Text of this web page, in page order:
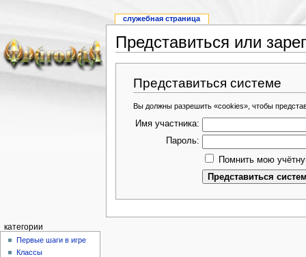
Представиться или
Представиться системе
Вы должны разрешить «cookies», чтобы
Имя участника:
Пароль:
Помнить мою
служебная страница
категории
Первые шаги в игре
Классы